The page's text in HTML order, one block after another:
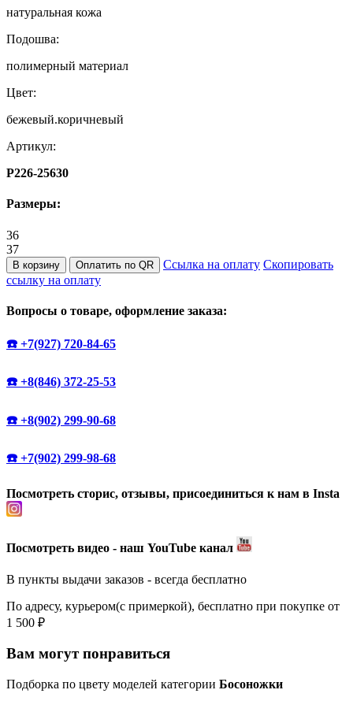
натуральная кожа
Подошва:
полимерный материал
Цвет:
бежевый.коричневый
Артикул:
P226-25630
Размеры:
36
37
В корзину Оплатить по QR Ссылка на оплату Скопировать
ссылку на оплату
Вопросы о товаре, оформление заказа:
☎️ +7(927) 720-84-65
☎️ +8(846) 372-25-53
☎️ +8(902) 299-90-68
☎️ +7(902) 299-98-68
Посмотреть сторис, отзывы, присоединиться к нам в Insta
Посмотреть видео - наш YouTube канал
В пункты выдачи заказов - всегда бесплатно
По адресу, курьером(с примеркой), бесплатно при покупке от
1 500 ₽
Вам могут понравиться
Подборка по цвету моделей категории Босоножки